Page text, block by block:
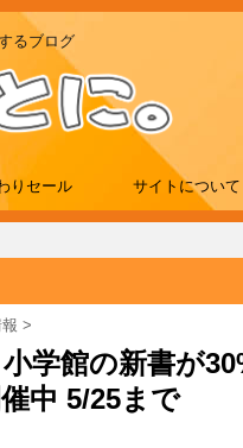
るブログ
りセール サイトについて
>
学館の新書が
中 5/25まで